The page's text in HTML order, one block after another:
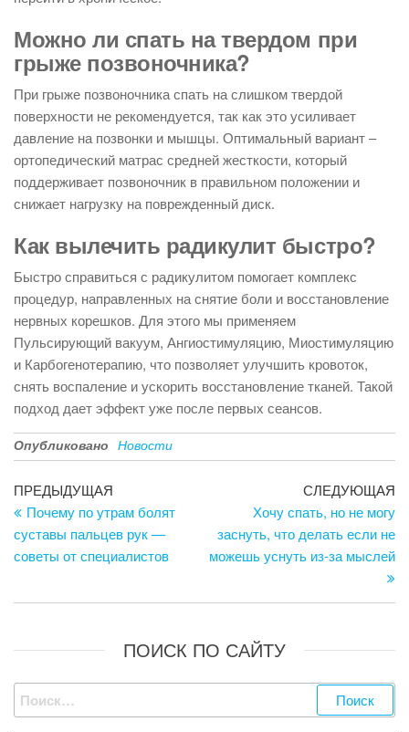
Можно ли спать на твердом при
грыже позвоночника?
При грыже позвоночника спать на слишком твердой
поверхности не рекомендуется, так как это усиливает
давление на позвонки и мышцы. Оптимальный вариант –
ортопедический матрас средней жесткости, который
поддерживает позвоночник в правильном положении и
снижает нагрузку на поврежденный диск.
Как вылечить радикулит быстро?
Быстро справиться с радикулитом помогает комплекс
процедур, направленных на снятие боли и восстановление
нервных корешков. Для этого мы применяем
Пульсирующий вакуум, Ангиостимуляцию, Миостимуляцию
и Карбогенотерапию, что позволяет улучшить кровоток,
снять воспаление и ускорить восстановление тканей. Такой
подход дает эффект уже после первых сеансов.
Опубликовано Новости
Навигация
по
записям
Предыдущая
запись
ПРЕДЫДУЩАЯ
Почему по утрам болят
суставы пальцев рук —
советы от специалистов
СЛЕДУЮЩАЯ
Хочу спать, но не могу
заснуть, что делать если не
можешь уснуть из-за мыслей
ПОИСК ПО САЙТУ
Найти: